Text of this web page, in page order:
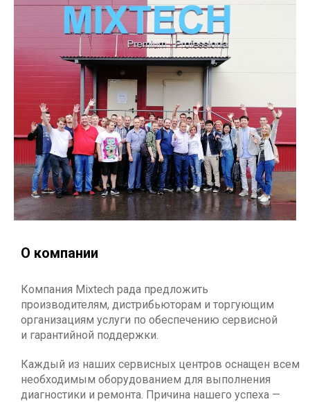
О компании
Компания Mixtech рада предложить
производителям, дистрибьюторам и торгующим
организациям услуги по обеспечению сервисной
и гарантийной поддержки.
Каждый из наших сервисных центров оснащен всем
необходимым оборудованием для выполнения
диагностики и ремонта. Причина нашего успеха —